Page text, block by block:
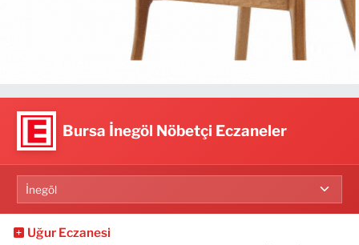
Bursa İnegöl Nöbetçi Eczaneler
Uğur Eczanesi